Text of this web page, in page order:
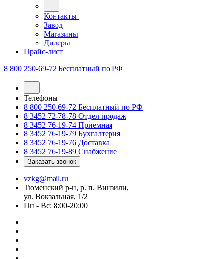
Контакты
Завод
Магазины
Дилеры
Прайс-лист
8 800 250-69-72 Бесплатный по РФ
Телефоны
8 800 250-69-72 Бесплатный по РФ
8 3452 72-78-78 Отдел продаж
8 3452 76-19-74 Приемная
8 3452 76-19-79 Бухгалтерия
8 3452 76-19-76 Доставка
8 3452 76-19-89 Снабжение
Заказать звонок
vzkg@mail.ru
Тюменский р-н, р. п. Винзили,
ул. Вокзальная, 1/2
Пн - Вс: 8:00-20:00